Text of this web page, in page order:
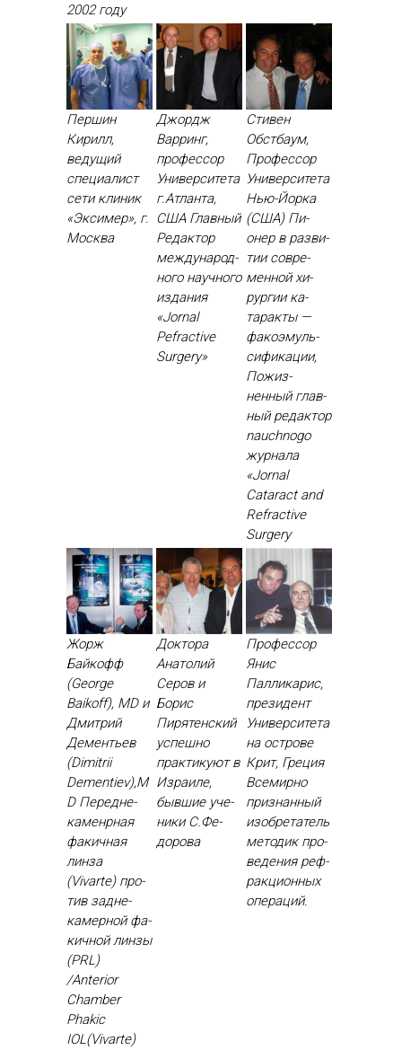
2002 го­ду
Першин
Кирилл,
ведущий
специалист
сети клиник
«Эксимер», г.
Москва
Джордж
Варринг,
профессор
Университета
г.Атланта,
США Глав­ный
Ре­дак­тор
меж­ду­народ­
но­го на­уч­но­го
из­да­ния
«Jornal
Рefractive
Surgery»
Стивен
Обстбаум,
Профессор
Университета
Нью-Йорка
(США) Пи­
онер в раз­ви­
тии сов­ре­
мен­ной хи­
рур­гии ка­
тарак­ты —
фа­ко­эмуль­
си­фика­ции,
По­жиз­
ненный глав­
ный ре­дак­тор
nauchnogo
жур­на­ла
«Jornal
Cataract and
Refractive
Surgery
Жорж
Байкофф
(George
Baikoff), MD и
Дмитрий
Дементьев
(Dimitrii
Dementiev),M
D Пе­ред­не­
камен­рная
фа­кич­ная
лин­за
(Vivarte) про­
тив зад­не­
камер­ной фа­
кич­ной лин­зы
(PRL)
/Anterior
Chamber
Phakic
IOL(Vivarte)
Доктора
Анатолий
Серов и
Борис
Пирятенский
ус­пешно
прак­ти­ку­ют в
Из­ра­иле,
быв­шие уче­
ники С.Фе­
доро­ва
Профессор
Янис
Палликарис,
президент
Университета
на острове
Крит, Греция
Все­мир­но
приз­нанный
изоб­ре­татель
ме­тодик про­
веде­ния реф­
ракци­он­ных
опе­раций.